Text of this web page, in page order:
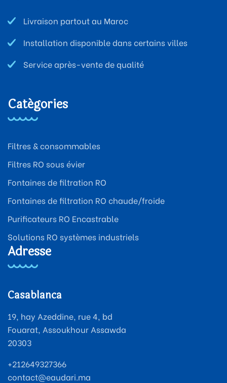
Livraison partout au Maroc
Installation disponible dans certains villes
Service après-vente de qualité
Catégories
Filtres & consommables
Filtres RO sous évier
Fontaines de filtration RO
Fontaines de filtration RO chaude/froide
Purificateurs RO Encastrable
Solutions RO systèmes industriels
Adresse
Casablanca
19, hay Azeddine, rue 4, bd
Fouarat, Assoukhour Assawda
20303
+212649327366
contact@eaudari.ma